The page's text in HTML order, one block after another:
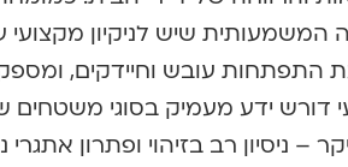
המשמעותית שיש לניקיון מקצועי
התפתחות עובש וחיידקים,
דורש ידע מעמיק בסוגי משטחים
רב בזיהוי ופתרון אתגרי